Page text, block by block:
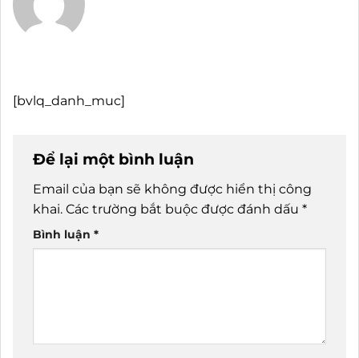
[bvlq_danh_muc]
Để lại một bình luận
Email của bạn sẽ không được hiển thị công
khai. Các trường bắt buộc được đánh dấu *
Bình luận *